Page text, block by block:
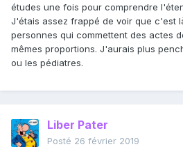
études une fois pour comprendre
J'étais assez frappé de voir que c'est
personnes qui commettent des actes
mêmes proportions. J'aurais plus
ou les pédiatres.
Liber Pater
Posté 26 février 2019